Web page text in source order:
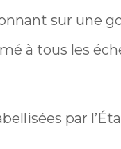
sur une
à tous les
par